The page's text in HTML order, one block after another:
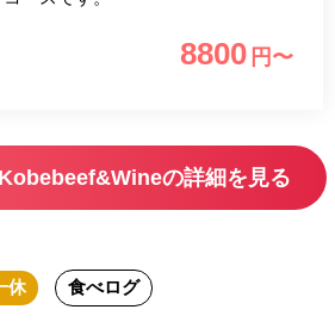
8800 円〜
の詳細を見る
休 食べログ